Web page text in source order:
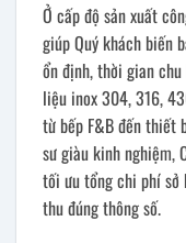
Ở cấp độ sản xuất
giúp Quý khách biến
ổn định, thời gian
liệu inox 304, 316,
từ bếp F&B đến thiết
sư giàu kinh nghiệm,
tối ưu tổng chi phí sở
thu đúng thông số.